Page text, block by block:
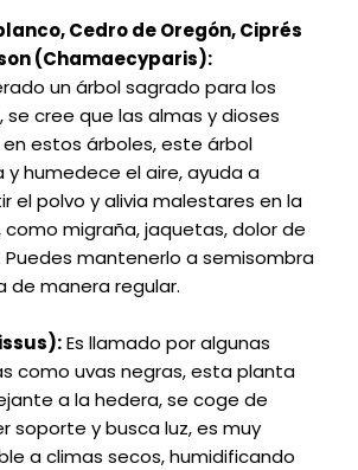
Cedro de Oregón, Ciprés
(Chamaecyparis):
un árbol sagrado para los
se cree que las almas y dioses
estos árboles, este árbol
y humedece el aire, ayuda a
el polvo y alivia malestares en la
como migraña, jaquetas, dolor de
Puedes mantenerlo a semisombra
de manera regular.
Es llamado por algunas
como uvas negras, esta planta
a la hedera, se coge de
soporte y busca luz, es muy
a climas secos, humidificando